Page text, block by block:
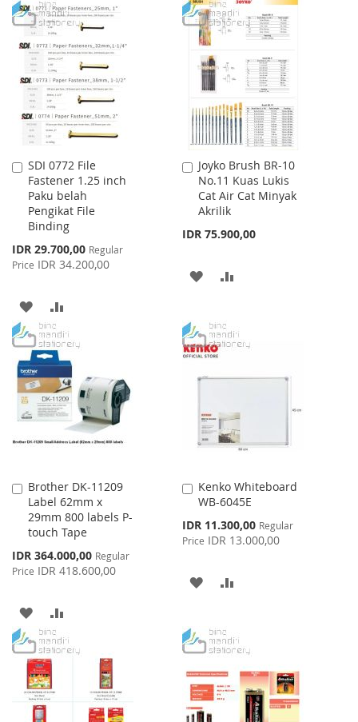
TO
WISH
LIST
TO
WISH
LIST
COMPARE
SDI 0772 File
Fastener 1.25 inch
Paku belah
Pengikat File
Binding
Special
Price
IDR 29.700,00 Regular
Price IDR 34.200,00
Add
to
Cart
ADD
TO
WISH
LIST
TO
COMPARE
Joyko Brush BR-10
No.11 Kuas Lukis
Cat Air Cat Minyak
Akrilik
IDR 75.900,00
Add
to
Cart
ADD
WISH
LIST
COMPARE
Brother DK-11209
Label 62mm x
29mm 800 labels P-
touch Tape
Special
Price
IDR 364.000,00 Regular
Price IDR 418.600,00
Add
to
Cart
ADD
TO
WISH
LIST
TO
COMPARE
Kenko Whiteboard
WB-6045E
Special
Price
IDR 11.300,00 Regular
Price IDR 13.000,00
Add
to
Cart
ADD
WISHCOMPARE